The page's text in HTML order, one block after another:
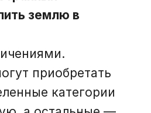
землю в
приобретать
категории